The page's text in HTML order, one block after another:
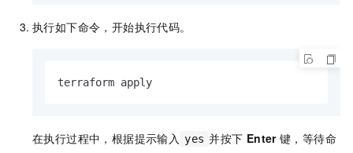
执行如下命令，开始执行代码。
terraform apply
在执行过程中，根据提示输入 yes 并按下 Enter 键，等待命